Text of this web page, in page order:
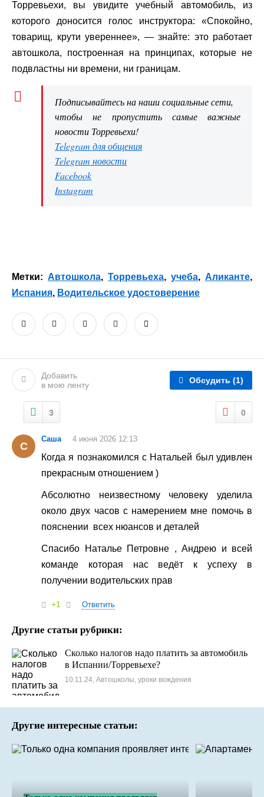
Торревьехи, вы увидите учебный автомобиль, из
которого доносится голос инструктора: «Спокойно,
товарищ, крути увереннее», — знайте: это работает
автошкола, построенная на принципах, которые не
подвластны ни времени, ни границам.
Подписывайтесь на наши социальные сети,
чтобы не пропустить самые важные
новости Торревьехи!
Telegram для общения
Telegram новости
Facebook
Instagram
Метки: Автошкола, Торревьеха, учеба, Аликанте,
Испания, Водительское удостоверение
Добавить
в мою ленту
Обсудить (1)
3 0
С
Саша 4 июня 2026 12:13
Когда я познакомился с Натальей был удивлен
прекрасным отношением )
Абсолютно неизвестному человеку уделила
около двух часов с намерением мне помочь в
пояснении всех нюансов и деталей
Спасибо Наталье Петровне , Андрею и всей
команде которая нас ведёт к успеху в
получении водительских прав
+1 Ответить
Другие статьи рубрики:
Сколько налогов надо платить за автомобиль
в Испании/Торревьехе?
10.11.24, Автошколы, уроки вождения
Другие интересные статьи: